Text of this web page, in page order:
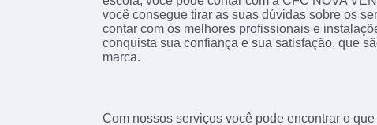
você consegue tirar as suas dúvidas sobre os
contar com os melhores profissionais e
conquista sua confiança e sua satisfação, que
marca.
Com nossos serviços você pode encontrar o